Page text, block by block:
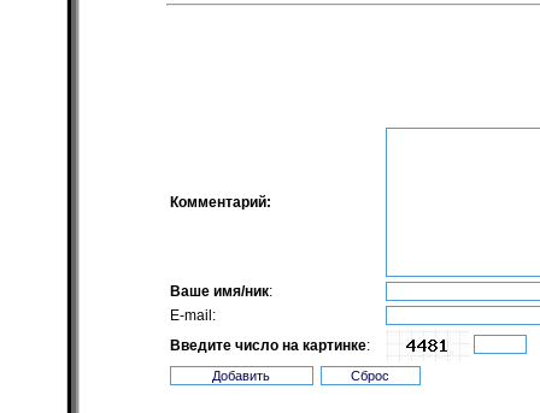
Комментарий:
Ваше имя/ник:
E-mail:
Введите число на картинке: